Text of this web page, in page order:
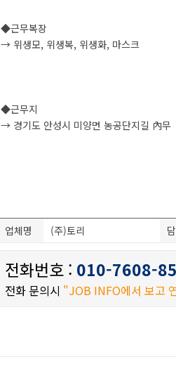
◆근무복장
→ 위생모, 위생복, 위생화, 마스크
◆근무지
→ 경기도 안성시 미양면 농공단지길 內무
업체명 (주)토리
전화번호 : 010-7608-
전화 문의시 "JOB INFO에서 보고